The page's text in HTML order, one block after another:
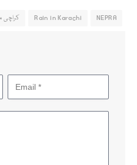
NEPRA
Rain in Karachi کراچی